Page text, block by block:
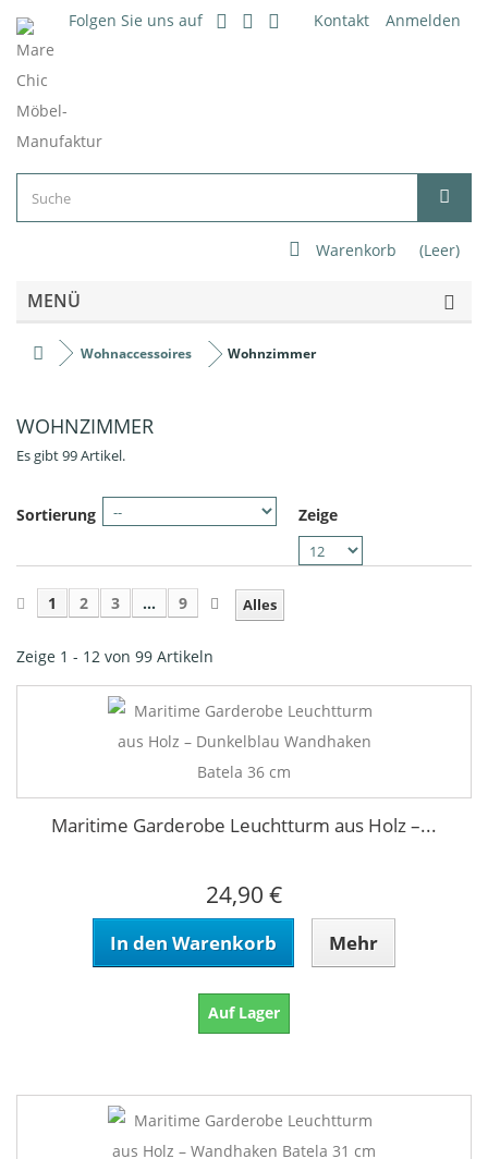
Anmelden
Kontakt
Folgen Sie uns auf
Warenkorb (Leer)
MENÜ
Wohnaccessoires Wohnzimmer
WOHNZIMMER
Es gibt 99 Artikel.
Sortierung Zeige
Alles
1 2 3 ... 9
Zeige 1 - 12 von 99 Artikeln
Maritime Garderobe Leuchtturm aus Holz –...
24,90 €
In den Warenkorb Mehr
Auf Lager